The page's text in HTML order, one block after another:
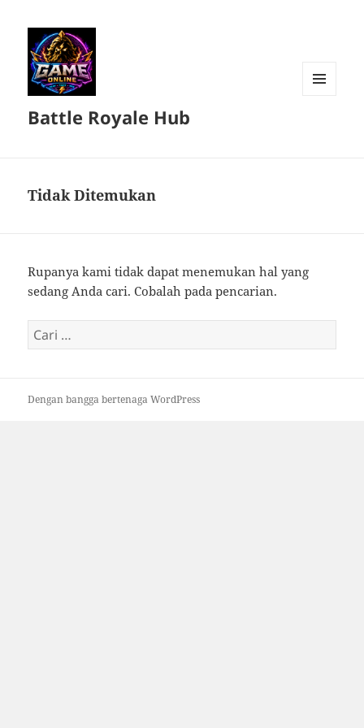
Battle Royale Hub
Tidak Ditemukan
Rupanya kami tidak dapat menemukan hal yang
sedang Anda cari. Cobalah pada pencarian.
Cari
untuk:
Dengan bangga bertenaga WordPress